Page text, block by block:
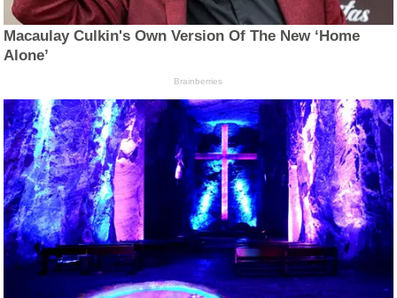
Macaulay Culkin's Own Version Of The New ‘Home
Alone’
Brainberries